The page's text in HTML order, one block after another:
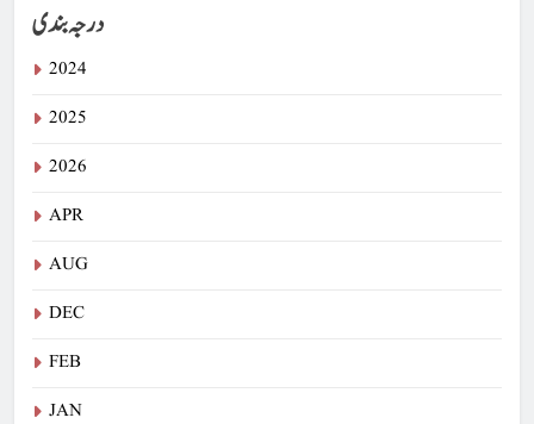
درجہ بندی
2024
2025
2026
APR
AUG
DEC
FEB
JAN